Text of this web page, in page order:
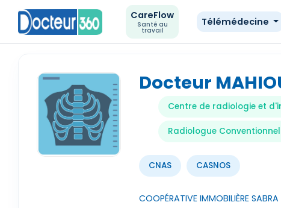
CareFlow
Santé au
travail
Télémédecine
Docteur
Centre de radiologie et
Radiologue Conventionnel
CNAS CASNOS
COOPÉRATIVE IMMOBILIÈRE